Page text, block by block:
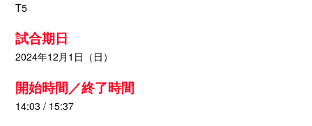
T5
試合期日
2024年12月1日（日）
開始時間／終了時間
14:03 / 15:37